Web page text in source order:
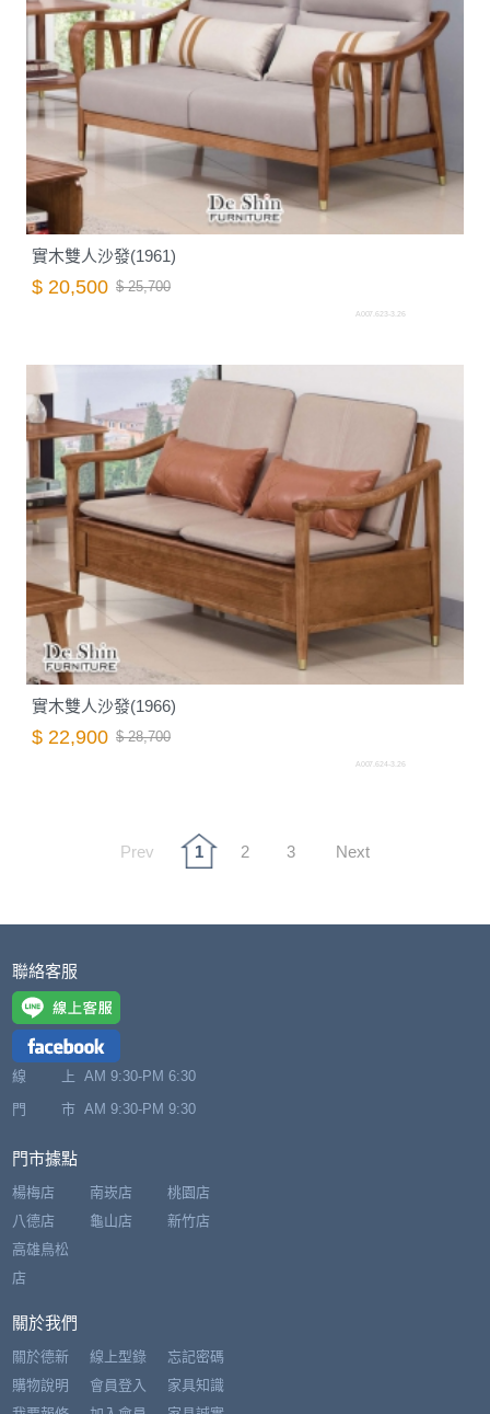
實木雙人沙發(1961)
$ 20,500 $ 25,700
A007.623-3.26
實木雙人沙發(1966)
$ 22,900 $ 28,700
A007.624-3.26
Prev 1 2 3 Next
聯絡客服
線 上 AM 9:30-PM 6:30
門 市 AM 9:30-PM 9:30
門市據點
楊梅店
八德店
南崁店
龜山店
桃園店
新竹店
高雄鳥松
店
關於我們
關於德新
購物說明
線上型錄
會員登入
忘記密碼
家具知識